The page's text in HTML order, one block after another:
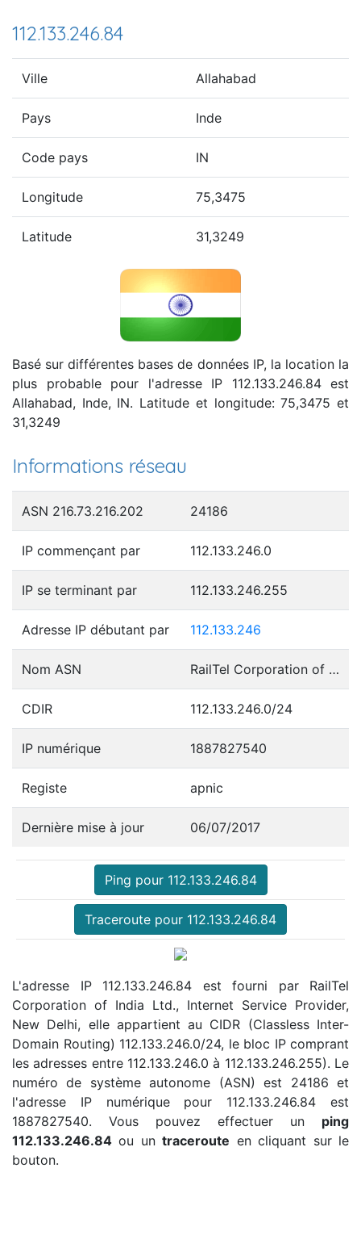
112.133.246.84
Ville Allahabad
Pays Inde
Code pays IN
Longitude 75,3475
Latitude 31,3249
Basé sur différentes bases de données IP, la location la
plus probable pour l'adresse IP 112.133.246.84 est
Allahabad, Inde, IN. Latitude et longitude: 75,3475 et
31,3249
Informations réseau
ASN 216.73.216.202 24186
IP commençant par 112.133.246.0
IP se terminant par 112.133.246.255
Adresse IP débutant par 112.133.246
Nom ASN RailTel Corporation of India Ltd., Internet Service Provider, New Delhi
CDIR 112.133.246.0/24
IP numérique 1887827540
Registe apnic
Dernière mise à jour 06/07/2017
Ping pour 112.133.246.84
Traceroute pour 112.133.246.84
L'adresse IP 112.133.246.84 est fourni par RailTel
Corporation of India Ltd., Internet Service Provider,
New Delhi, elle appartient au CIDR (Classless Inter-
Domain Routing) 112.133.246.0/24, le bloc IP comprant
les adresses entre 112.133.246.0 à 112.133.246.255). Le
numéro de système autonome (ASN) est 24186 et
l'adresse IP numérique pour 112.133.246.84 est
1887827540. Vous pouvez effectuer un ping
112.133.246.84 ou untraceroute en cliquant sur le
bouton.